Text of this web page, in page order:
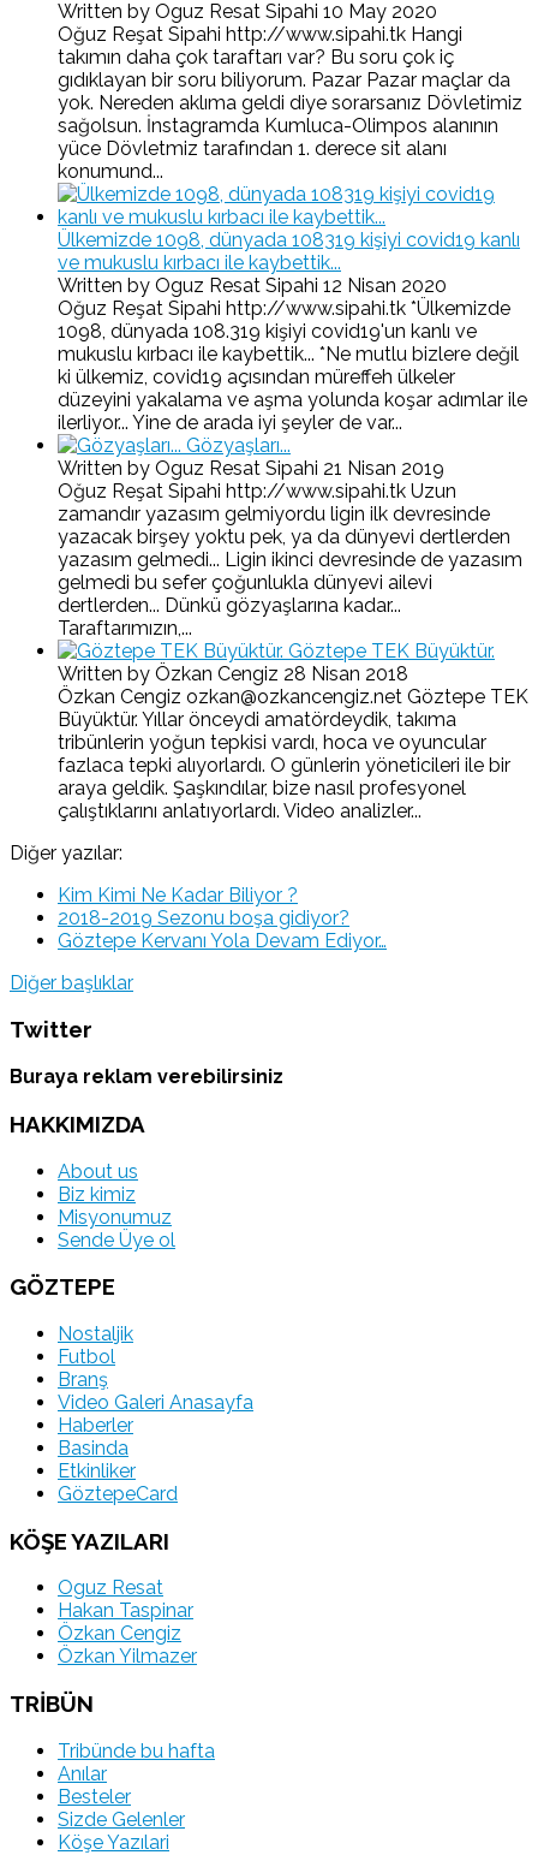
Written by Oguz Resat Sipahi 10 May 2020
Oğuz Reşat Sipahi http://www.sipahi.tk Hangi
takımın daha çok taraftarı var? Bu soru çok iç
gıdıklayan bir soru biliyorum. Pazar Pazar maçlar da
yok. Nereden aklıma geldi diye sorarsanız Dövletimiz
sağolsun. İnstagramda Kumluca-Olimpos alanının
yüce Dövletmiz tarafından 1. derece sit alanı
konumund...
Ülkemizde 1098, dünyada 108319 kişiyi covid19 kanlı
ve mukuslu kırbacı ile kaybettik...
Written by Oguz Resat Sipahi 12 Nisan 2020
Oğuz Reşat Sipahi http://www.sipahi.tk *Ülkemizde
1098, dünyada 108.319 kişiyi covid19'un kanlı ve
mukuslu kırbacı ile kaybettik... *Ne mutlu bizlere değil
ki ülkemiz, covid19 açısından müreffeh ülkeler
düzeyini yakalama ve aşma yolunda koşar adımlar ile
ilerliyor... Yine de arada iyi şeyler de var...
Gözyaşları...
Written by Oguz Resat Sipahi 21 Nisan 2019
Oğuz Reşat Sipahi http://www.sipahi.tk Uzun
zamandır yazasım gelmiyordu ligin ilk devresinde
yazacak birşey yoktu pek, ya da dünyevi dertlerden
yazasım gelmedi... Ligin ikinci devresinde de yazasım
gelmedi bu sefer çoğunlukla dünyevi ailevi
dertlerden... Dünkü gözyaşlarına kadar...
Taraftarımızın,...
Göztepe TEK Büyüktür.
Written by Özkan Cengiz 28 Nisan 2018
Özkan Cengiz ozkan@ozkancengiz.net Göztepe TEK
Büyüktür. Yıllar önceydi amatördeydik, takıma
tribünlerin yoğun tepkisi vardı, hoca ve oyuncular
fazlaca tepki alıyorlardı. O günlerin yöneticileri ile bir
araya geldik. Şaşkındılar, bize nasıl profesyonel
çalıştıklarını anlatıyorlardı. Video analizler...
Diğer yazılar:
Kim Kimi Ne Kadar Biliyor ?
2018-2019 Sezonu boşa gidiyor?
Göztepe Kervanı Yola Devam Ediyor…
Diğer başlıklar
Twitter
Buraya reklam verebilirsiniz
HAKKIMIZDA
About us
Biz kimiz
Misyonumuz
Sende Üye ol
GÖZTEPE
Nostaljik
Futbol
Branş
Video Galeri Anasayfa
Haberler
Basinda
Etkinliker
GöztepeCard
KÖŞE YAZILARI
Oguz Resat
Hakan Taspinar
Özkan Cengiz
Özkan Yilmazer
TRİBÜN
Tribünde bu hafta
Anılar
Besteler
Sizde Gelenler
Köşe Yazılari